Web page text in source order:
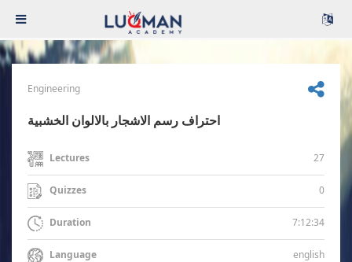
Engineering
احتراف رسم الاشجار بالالوان الخشبية
Lectures 27
Quizzes 0
Duration 7:12:34
Language english